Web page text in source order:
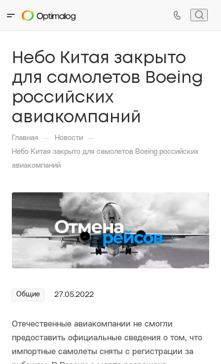
Небо Китая закрыто
для самолетов Boeing
российских
авиакомпаний
Главная — Новости —
Небо Китая закрыто для самолетов Boeing российских
авиакомпаний
Общие 27.05.2022
Отечественные авиакомпании не смогли
предоставить официальные сведения о том, что
импортные самолеты сняты с регистрации за